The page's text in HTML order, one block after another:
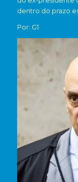
dentro do prazo
Por: G1